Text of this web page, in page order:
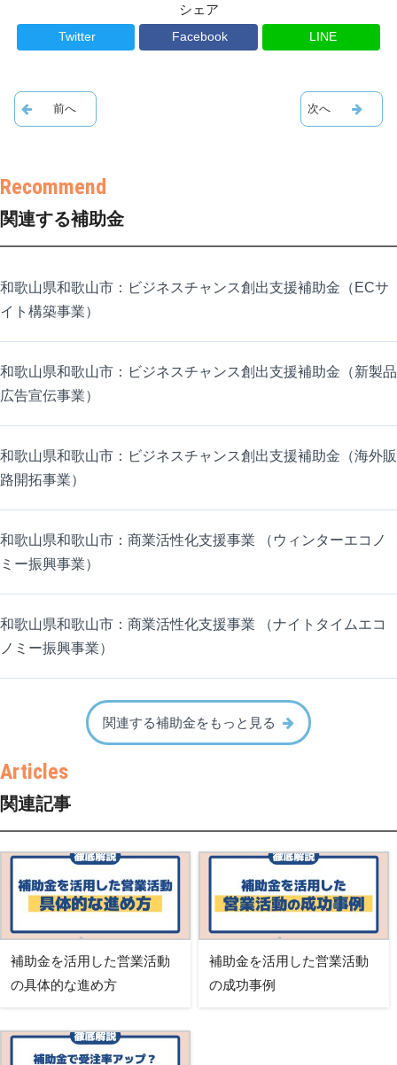
シェア
Twitter Facebook LINE
関連する補助金
和歌山県和歌山市：ビジネスチャンス創出支援補助金（ECサ
イト構築事業）
和歌山県和歌山市：ビジネスチャンス創出支援補助金（新製品
広告宣伝事業）
和歌山県和歌山市：ビジネスチャンス創出支援補助金（海外販
路開拓事業）
和歌山県和歌山市：商業活性化支援事業 （ウィンターエコノ
ミー振興事業）
和歌山県和歌山市：商業活性化支援事業 （ナイトタイムエコ
ノミー振興事業）
関連する補助金をもっと見る
関連記事
補助金を活用した営業活動
の具体的な進め方
補助金を活用した営業活動
の成功事例